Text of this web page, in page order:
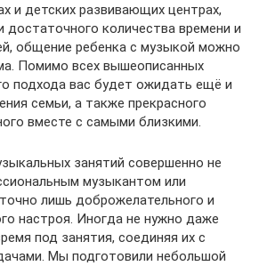
и детских развивающих центрах,
достаточного количества времени и
общение ребенка с музыкой можно
Помимо всех вышеописанных
подхода вас будет ожидать ещё и
семьи, а также прекрасного
вместе с самыми близкими.
занятий совершенно не
музыкантом или
лишь доброжелательного и
настроя. Иногда не нужно даже
под занятия, соединяя их с
Мы подготовили небольшой